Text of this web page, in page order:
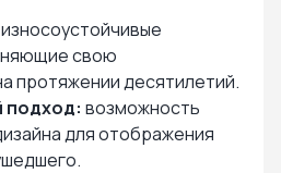
износоустойчивые
свою
протяжении десятилетий.
подход: возможность
для отображения